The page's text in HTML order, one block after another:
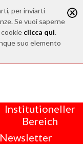
per inviarti
Se vuoi saperne
clicca qui.
suo elemento
Institutioneller
Bereich
Newsletter